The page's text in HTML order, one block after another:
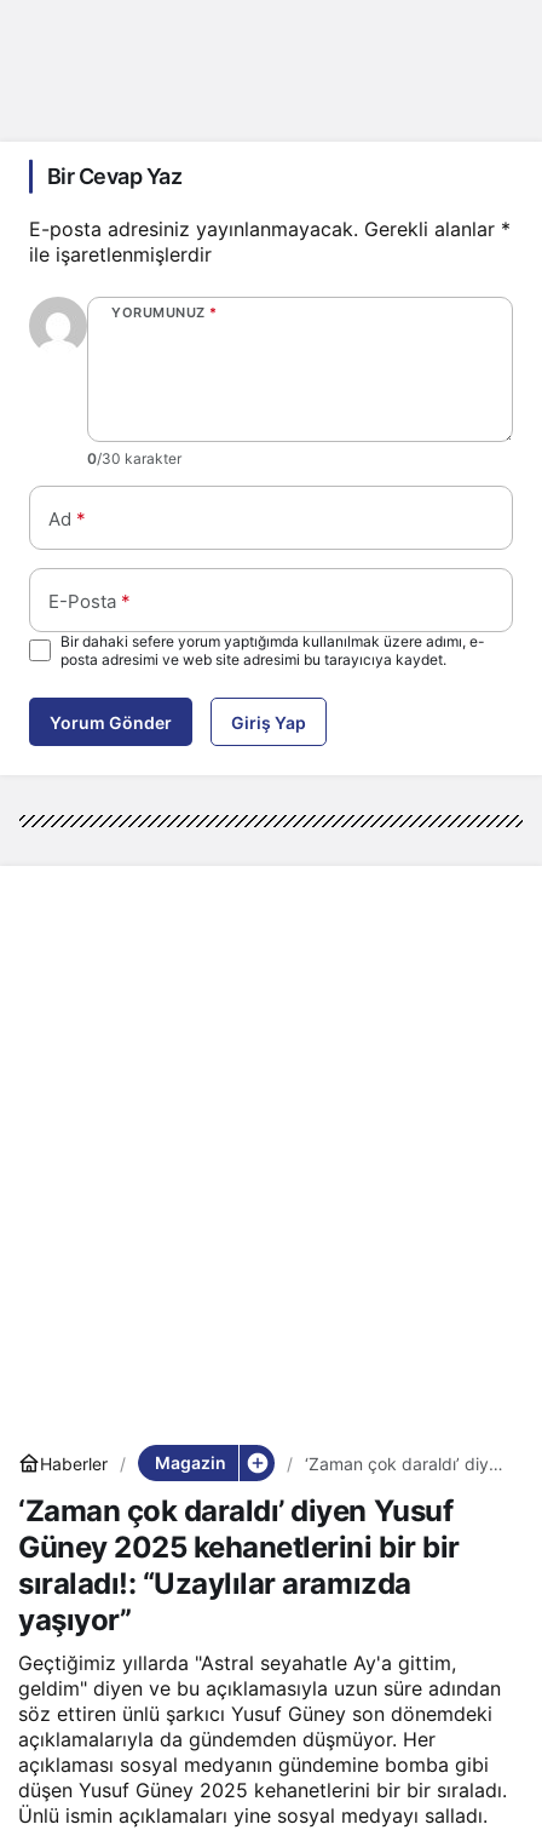
Bir Cevap Yaz
E-posta adresiniz yayınlanmayacak. Gerekli alanlar *
ile işaretlenmişlerdir
YORUMUNUZ *
0/30 karakter
Ad *
E-Posta *
Bir dahaki sefere yorum yaptığımda kullanılmak üzere adımı, e-
posta adresimi ve web site adresimi bu tarayıcıya kaydet.
Yorum Gönder Giriş Yap
Haberler Magazin
‘Zaman çok daraldı’ diyen
kehanetlerini bir bir
sıraladı!: “Uzaylılar
aramızda yaşıyor”
‘Zaman çok daraldı’ diyen Yusuf
Güney 2025 kehanetlerini bir bir
sıraladı!: “Uzaylılar aramızda
yaşıyor”
Geçtiğimiz yıllarda "Astral seyahatle Ay'a gittim,
geldim" diyen ve bu açıklamasıyla uzun süre adından
söz ettiren ünlü şarkıcı Yusuf Güney son dönemdeki
açıklamalarıyla da gündemden düşmüyor. Her
açıklaması sosyal medyanın gündemine bomba gibi
düşen Yusuf Güney 2025 kehanetlerini bir bir sıraladı.
Ünlü ismin açıklamaları yine sosyal medyayı salladı.